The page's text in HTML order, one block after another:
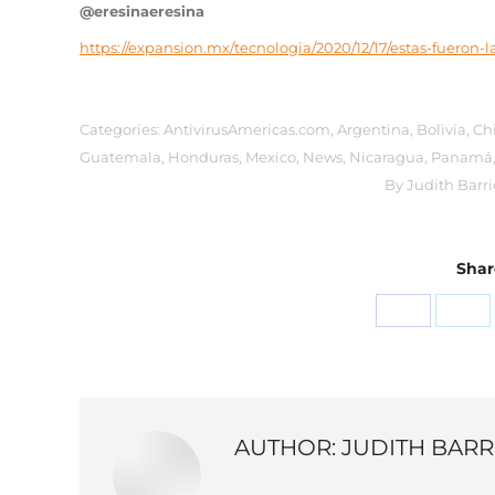
@eresinaeresina
https://expansion.mx/tecnologia/2020/12/17/estas-
Categories: AntivirusAmericas.com Argentina Bolivia
Guatemala Honduras Mexico News Nicaragua Panamá
ByJudith
Share
AUTHOR: JUDITH